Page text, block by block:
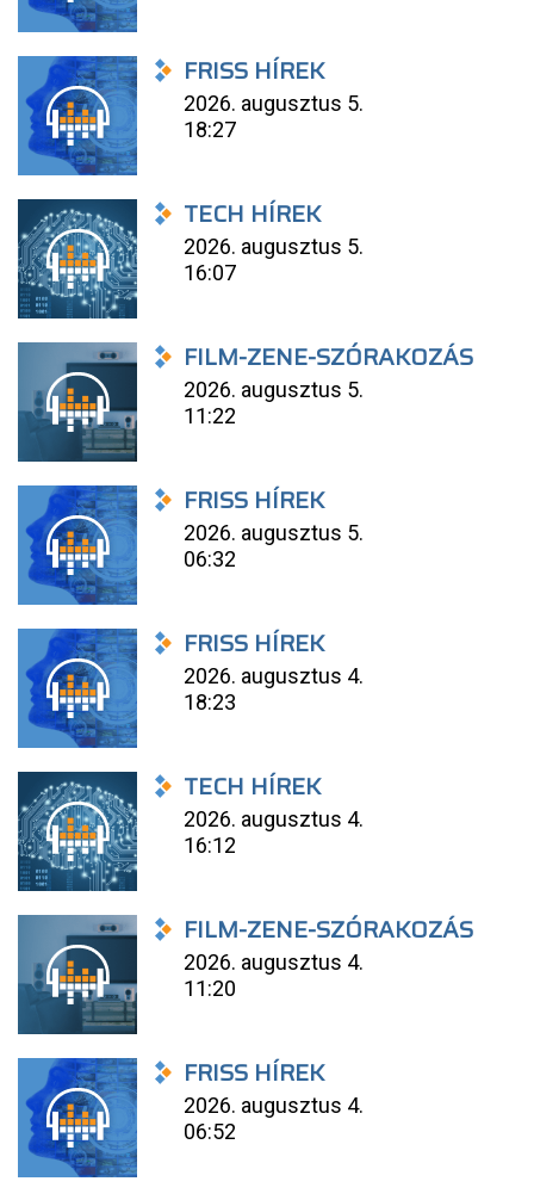
FRISS HÍREK
2026. augusztus 5.
18:27
TECH HÍREK
2026. augusztus 5.
16:07
FILM-ZENE-SZÓRAKOZÁS
2026. augusztus 5.
11:22
FRISS HÍREK
2026. augusztus 5.
06:32
FRISS HÍREK
2026. augusztus 4.
18:23
TECH HÍREK
2026. augusztus 4.
16:12
FILM-ZENE-SZÓRAKOZÁS
2026. augusztus 4.
11:20
FRISS HÍREK
2026. augusztus 4.
06:52